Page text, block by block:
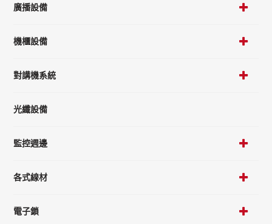
廣播設備
機櫃設備
對講機系統
光纖設備
監控週邊
各式線材
電子鎖